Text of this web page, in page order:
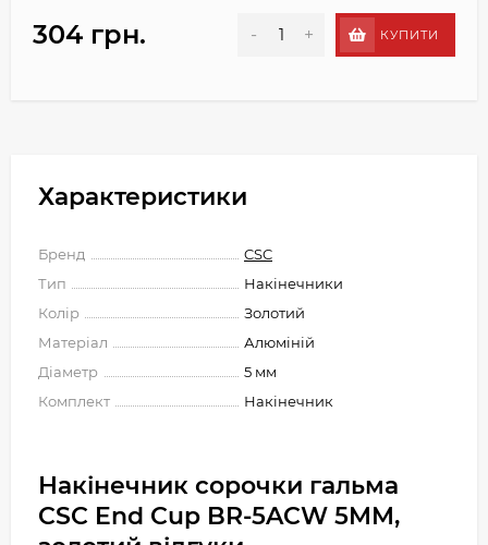
304 грн. - + КУПИТИ
Характеристики
Бренд
CSC
Тип
Накінечники
Колір
Золотий
Матеріал
Алюміній
Діаметр
5 мм
Комплект
Накінечник
Накінечник сорочки гальма
CSC End Cup BR-5ACW 5MM,